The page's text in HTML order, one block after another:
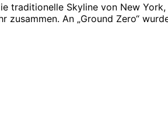
traditionelle Skyline von New
An „Ground Zero“